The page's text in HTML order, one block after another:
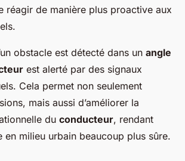
réagir de manière plus proactive aux
obstacle est détecté dans un angle
est alerté par des signaux
Cela permet non seulement
mais aussi d’améliorer la
du conducteur, rendant
en milieu urbain beaucoup plus sûre.